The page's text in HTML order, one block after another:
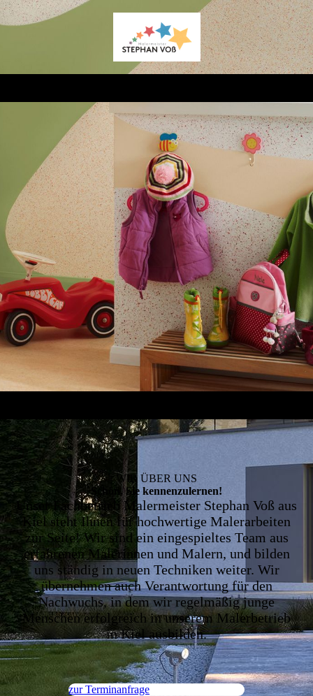
WIR ÜBER UNS
Schön, Sie kennenzulernen!
Unser Fachbetrieb Malermeister Stephan Voß aus
Kiel steht Ihnen für hochwertige Malerarbeiten
zur Seite! Wir sind ein eingespieltes Team aus
erfahrenen Malerinnen und Malern, und bilden
uns ständig in neuen Techniken weiter. Wir
übernehmen auch Verantwortung für den
Nachwuchs, in dem wir regelmäßig junge
Menschen erfolgreich in unserem Malerbetrieb
in Kiel ausbilden.
zur Terminanfrage